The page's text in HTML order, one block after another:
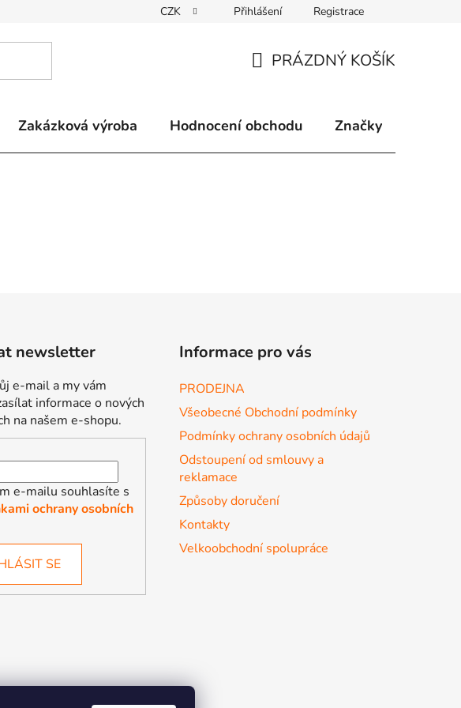
Způsoby doručení Kontakty
CZK Přihlášení Registrace
KOŠÍK
PRÁZDNÝ KOŠÍK
Zakázková výroba Hodnocení obchodu Značky
newsletter
e-mail a my vám
informace o nových
na našem e-shopu.
e-mailu souhlasíte s
ochrany osobních
SE
Informace pro vás
PRODEJNA
Všeobecné Obchodní podmínky
Podmínky ochrany osobních údajů
Odstoupení od smlouvy a
reklamace
Způsoby doručení
Kontakty
Velkoobchodní spolupráce